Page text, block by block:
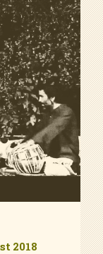
2018